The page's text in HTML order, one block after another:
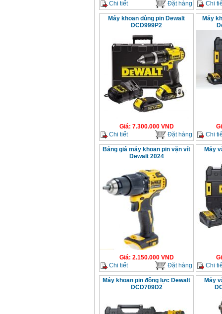
Chi tiết Đặt hàng Chi
Máy khoan dùng pin Dewalt
DCD999P2
Giá: 7.300.000VND
Chi tiết
Đặt hàng
Máy
Chi
Bảng giá máy khoan pin vặn vít
Dewalt 2024
Giá: 2.150.000VND
Chi tiết
Đặt hàng
Máy
Chi
Máy khoan pin động lực Dewalt
DCD709D2
Máy